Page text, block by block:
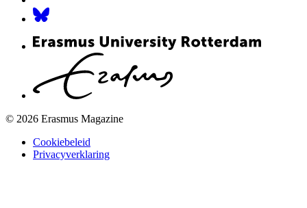
© 2026 Erasmus Magazine
Cookiebeleid
Privacyverklaring